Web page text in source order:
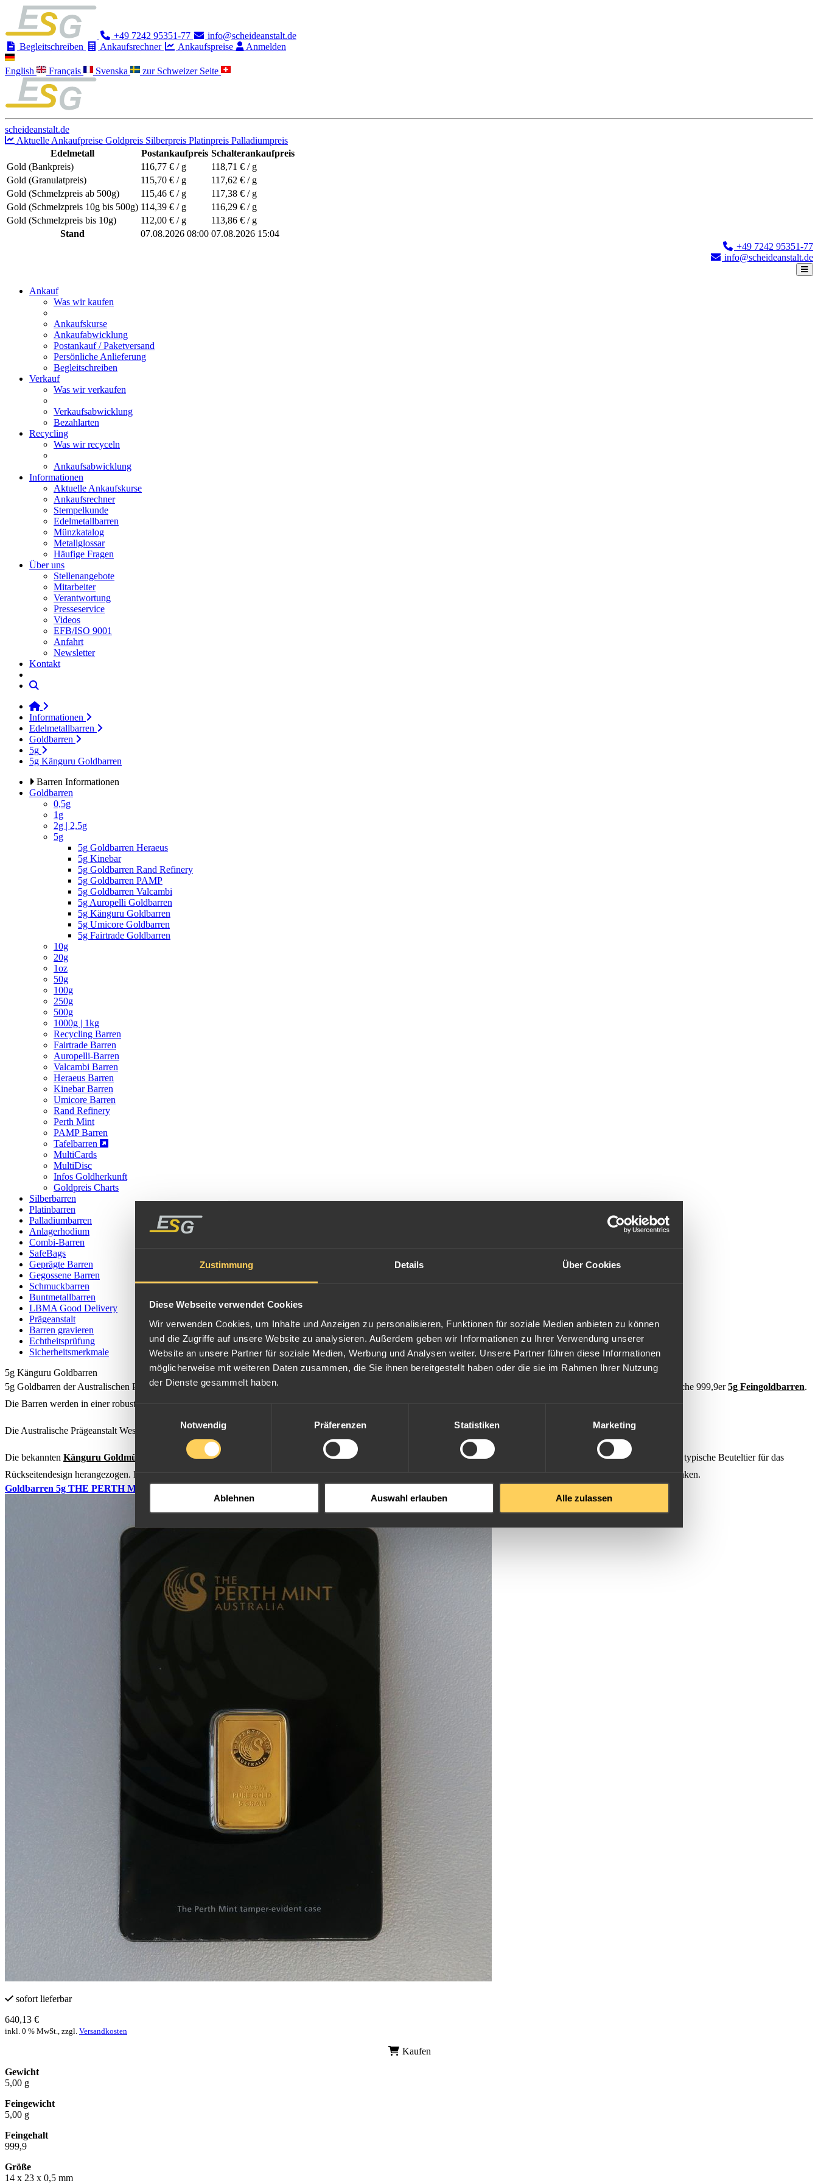
Zustimmung Details Über Cookies
Diese Webseite verwendet Cookies
Wir verwenden Cookies, um Inhalte und Anzeigen zu personalisieren, Funktionen für soziale Medien anbieten zu können
und die Zugriffe auf unsere Website zu analysieren. Außerdem geben wir Informationen zu Ihrer Verwendung unserer
Website an unsere Partner für soziale Medien, Werbung und Analysen weiter. Unsere Partner führen diese Informationen
möglicherweise mit weiteren Daten zusammen, die Sie ihnen bereitgestellt haben oder die sie im Rahmen Ihrer Nutzung
der Dienste gesammelt haben.
Einwilligungsauswahl
Notwendig
Präferenzen Statistiken Marketing
Ablehnen Auswahl erlauben Alle zulassen
+49 7242 95351-77
info@scheideanstalt.de
Begleitschreiben
Ankaufsrechner Ankaufspreise Anmelden
English Français Svenska zur Schweizer Seite
scheideanstalt.de
Aktuelle Ankaufpreise Goldpreis Silberpreis Platinpreis Palladiumpreis
Edelmetall
Postankaufpreis Schalterankaufpreis
Gold (Bankpreis)
116,77 € / g 118,71 € / g
Gold (Granulatpreis)
115,70 € / g 117,62 € / g
Gold (Schmelzpreis ab 500g)
115,46 € / g 117,38 € / g
Gold (Schmelzpreis 10g bis 500g) 114,39 € / g 116,29 € / g
Gold (Schmelzpreis bis 10g)
112,00 € / g 113,86 € / g
Stand
07.08.2026 08:00 07.08.2026 15:04
+49 7242 95351-77
info@scheideanstalt.de
Ankauf
Was wir kaufen
Ankaufskurse
Ankaufabwicklung
Postankauf / Paketversand
Persönliche Anlieferung
Begleitschreiben
Verkauf
Was wir verkaufen
Verkaufsabwicklung
Bezahlarten
Recycling
Was wir recyceln
Ankaufsabwicklung
Informationen
Aktuelle Ankaufskurse
Ankaufsrechner
Stempelkunde
Edelmetallbarren
Münzkatalog
Metallglossar
Häufige Fragen
Über uns
Stellenangebote
Mitarbeiter
Verantwortung
Presseservice
Videos
EFB/ISO 9001
Anfahrt
Newsletter
Kontakt
Informationen
Edelmetallbarren
Goldbarren
5g
5g Känguru Goldbarren
Barren Informationen
Goldbarren
0,5g
1g
2g | 2,5g
5g
5g Goldbarren Heraeus
5g Kinebar
5g Goldbarren Rand Refinery
5g Goldbarren PAMP
5g Goldbarren Valcambi
5g Auropelli Goldbarren
5g Känguru Goldbarren
5g Umicore Goldbarren
5g Fairtrade Goldbarren
10g
20g
1oz
50g
100g
250g
500g
1000g | 1kg
Recycling Barren
Fairtrade Barren
Auropelli-Barren
Valcambi Barren
Heraeus Barren
Kinebar Barren
Umicore Barren
Rand Refinery
Perth Mint
PAMP Barren
Tafelbarren
MultiCards
MultiDisc
Infos Goldherkunft
Goldpreis Charts
Silberbarren
Platinbarren
Palladiumbarren
Anlagerhodium
Combi-Barren
SafeBags
Geprägte Barren
Gegossene Barren
Schmuckbarren
Buntmetallbarren
LBMA Good Delivery
Prägeanstalt
Barren gravieren
Echtheitsprüfung
Sicherheitsmerkmale
5g Känguru Goldbarren
5g Goldbarren der Australischen PrägeanstaltPerth Mintkönnen Sie im ESG zum jeweils aktuellen Tagespreis kaufen. Hierbei handelt es sich um prägefrische 999,9er5g Feingoldbarren.
Die Barren werden in einer robusten Blistersiegelverpackung ausgeliefert, welches es bei identischem Barrendesign in schwarz und dunkelgrün gibt.
Die Australische Prägeanstalt Western Australian Mint, besser bekannt als Perth Mint ist neben der Royal Australian Mint eine der zwei großen Prägeanstalten Australiens.
Die bekannten Känguru Goldmünzen gehören international zu den beliebtesten Anlagegoldmünzen
, und so wurde auch für die Barren das für Australien symbolträchtige und typische Beuteltier für das
Rückseitendesign herangezogen. Die 5g Kängurubarren sind bei Anlegern sehr beliebt, eignen sich aufgrund ihres ansprechenden Designs aber auch hervorragend zum verschenken.
Goldbarren 5g THE PERTH MINT "Känguru"
sofort lieferbar
640,13 €
inkl. 0 % MwSt., zzgl. Versandkosten
Kaufen
Gewicht
5,00 g
Feingewicht
5,00 g
Feingehalt
999,9
Größe
14 x 23 x 0,5 mm